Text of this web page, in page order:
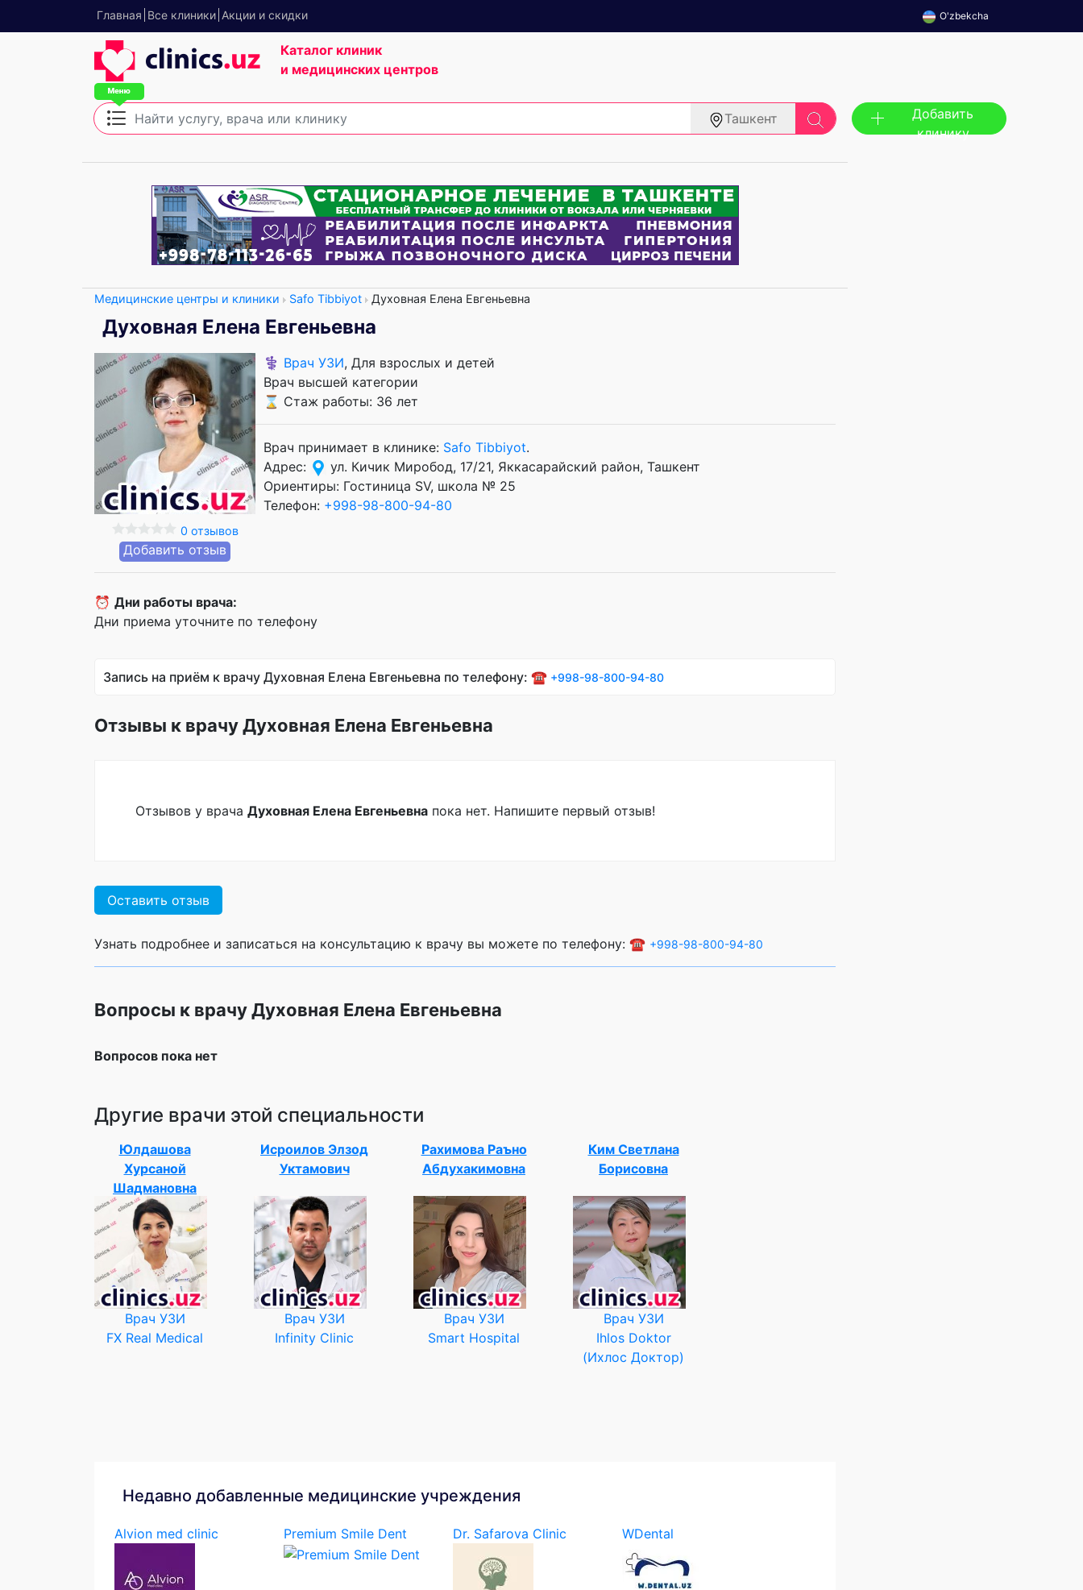
Главная Все клиники Акции и скидки O'zbekcha
Каталог клиник
и медицинских центров
Ташкент
Добавить
клинику
Медицинские центры и клиники Safo Tibbiyot Духовная Елена Евгеньевна
Духовная Елена Евгеньевна
0 отзывов
Добавить отзыв
⚕️ Врач УЗИ, Для взрослых и детей
Врач высшей категории
⌛ Стаж работы: 36 лет
Врач принимает в клинике: Safo Tibbiyot.
Адрес:
ул. Кичик Миробод, 17/21, Яккасарайский район, Ташкент
Ориентиры: Гостиница SV, школа № 25
Телефон: +998-98-800-94-80
⏰ Дни работы врача:
Дни приема уточните по телефону
Запись на приём к врачу Духовная Елена Евгеньевна по телефону: ☎️ +998-98-800-94-80
Отзывы к врачу Духовная Елена Евгеньевна
Отзывов у врача Духовная Елена Евгеньевна пока нет. Напишите первый отзыв!
Оставить отзыв
Узнать подробнее и записаться на консультацию к врачу вы можете по телефону: ☎️ +998-98-800-94-80
Вопросы к врачу Духовная Елена Евгеньевна
Вопросов пока нет
Другие врачи этой специальности
Юлдашова
Хурсаной
Шадмановна
Врач УЗИ
FX Real Medical
Исроилов Элзод
Уктамович
Врач УЗИ
Infinity Clinic
Рахимова Раъно
Абдухакимовна
Врач УЗИ
Smart Hospital
Ким Светлана
Борисовна
Врач УЗИ
Ihlos Doktor
(Ихлос Доктор)
Недавно добавленные медицинские учреждения
Alvion med clinic Premium Smile Dent Dr. Safarova Clinic WDental